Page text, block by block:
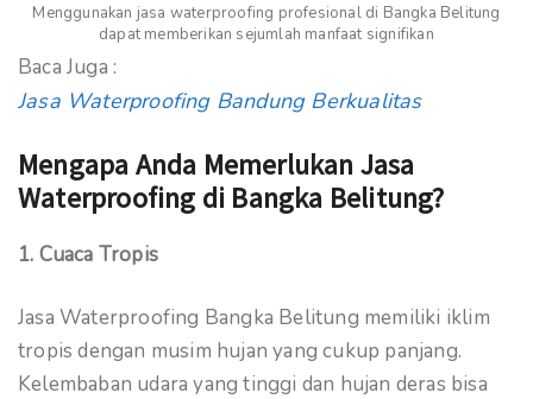
Menggunakan jasa waterproofing profesional di Bangka Belitung
dapat memberikan sejumlah manfaat signifikan
Baca Juga :
Jasa Waterproofing Bandung Berkualitas
Mengapa Anda Memerlukan Jasa
Waterproofing di Bangka Belitung?
1. Cuaca Tropis
Jasa Waterproofing Bangka Belitung memiliki iklim
tropis dengan musim hujan yang cukup panjang.
Kelembaban udara yang tinggi dan hujan deras bisa